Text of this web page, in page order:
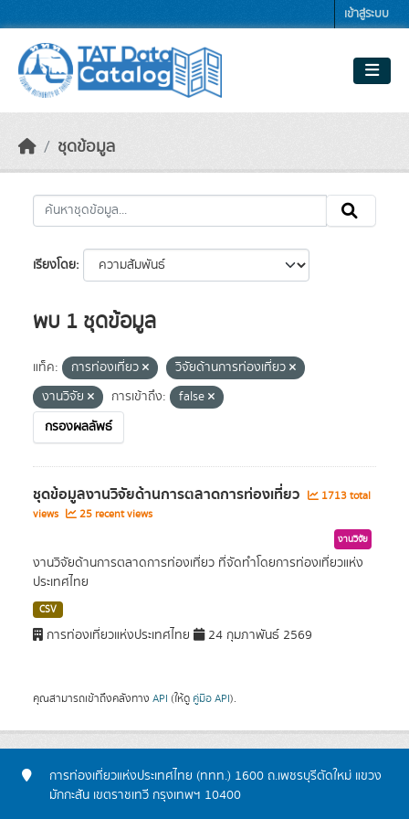
เข้าสู่ระบบ
ชุดข้อมูล
เรียงโดย
พบ 1 ชุดข้อมูล
แท็ค: การท่องเที่ยว
วิจัยด้านการท่องเที่ยว
งานวิจัย
การเข้าถึง:
false
กรองผลลัพธ์
ชุดข้อมูลงานวิจัยด้านการตลาดการท่องเที่ยว
1713 total
views
25 recent views
งานวิจัย
งานวิจัยด้านการตลาดการท่องเที่ยว ที่จัดทำโดยการท่องเที่ยวแห่ง
ประเทศไทย
CSV
การท่องเที่ยวแห่งประเทศไทย 24 กุมภาพันธ์ 2569
คุณสามารถเข้าถึงคลังทาง API (ให้ดู คู่มือ API).
การท่องเที่ยวแห่งประเทศไทย (ททท.) 1600 ถ.เพชรบุรีตัดใหม่ แขวง
มักกะสัน เขตราชเทวี กรุงเทพฯ 10400